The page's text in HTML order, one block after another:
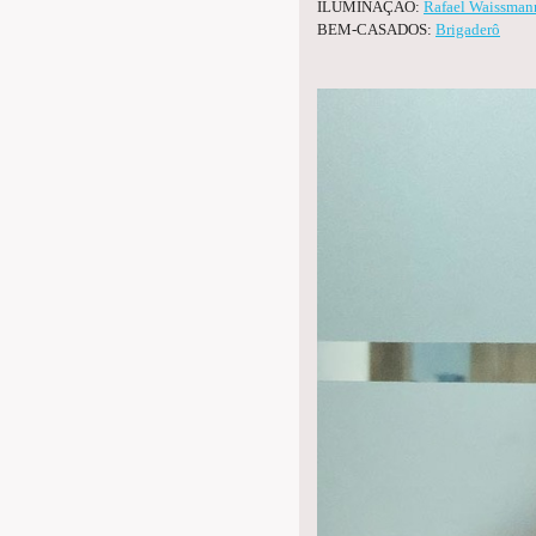
ILUMINAÇÃO: Rafael
BEM-CASADOS: Brigaderô